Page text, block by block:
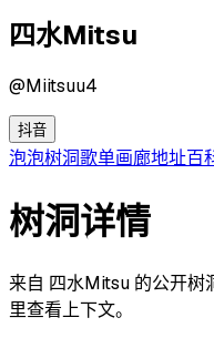
四水Mitsu
@Miitsuu4
抖音
泡泡树洞歌单画廊地址百
树洞详情
来自 四水Mitsu 的公开树
里查看上下文。